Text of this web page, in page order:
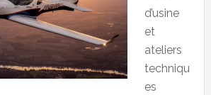
d’usine
et
ateliers
techniqu
es